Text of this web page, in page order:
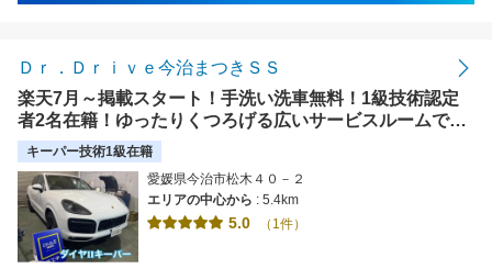
Ｄｒ．Ｄｒｉｖｅ今治まつきＳＳ
楽天7月～掲載スタート！手洗い洗車無料！1級技術認定
者2名在籍！ゆったりくつろげる広いサービスルームでお
待ちいただけます。近くにラムー、コンビニ、喫茶店等も
隣接！【使えます】クレジットカード、PayPay、支払い
可能です♪
キーパー技術1級在籍
愛媛県今治市松木４０－２
エリアの中心から : 5.4km
5.0 （1件）